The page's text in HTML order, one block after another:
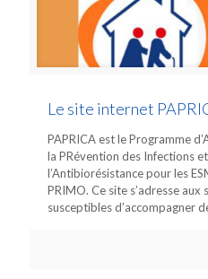
Le site internet
PAPRICA est le Programme
la PRévention des Infections
l’Antibiorésistance pour les
PRIMO. Ce site s’adresse aux
susceptibles d’accompagner